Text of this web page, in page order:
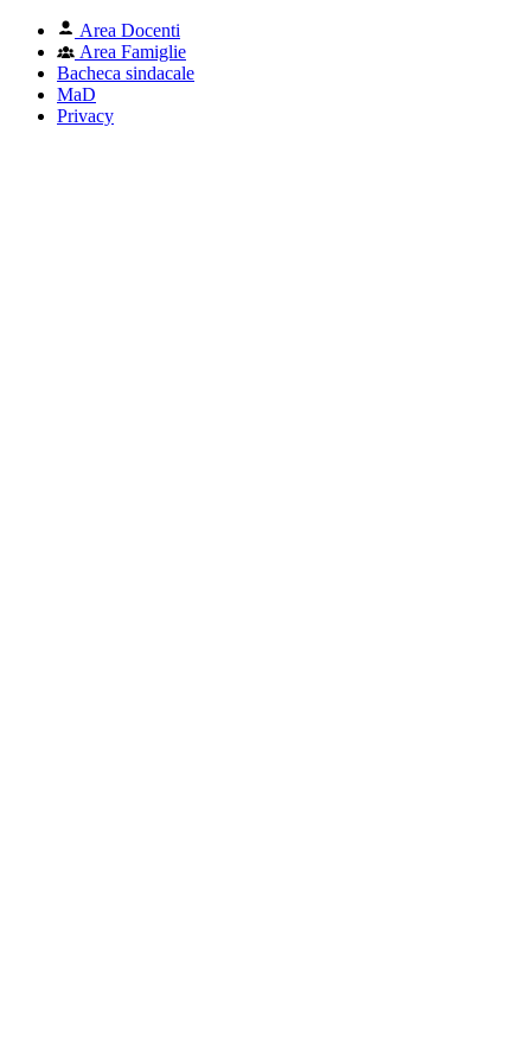
Area Docenti
Area Famiglie
Bacheca sindacale
MaD
Privacy